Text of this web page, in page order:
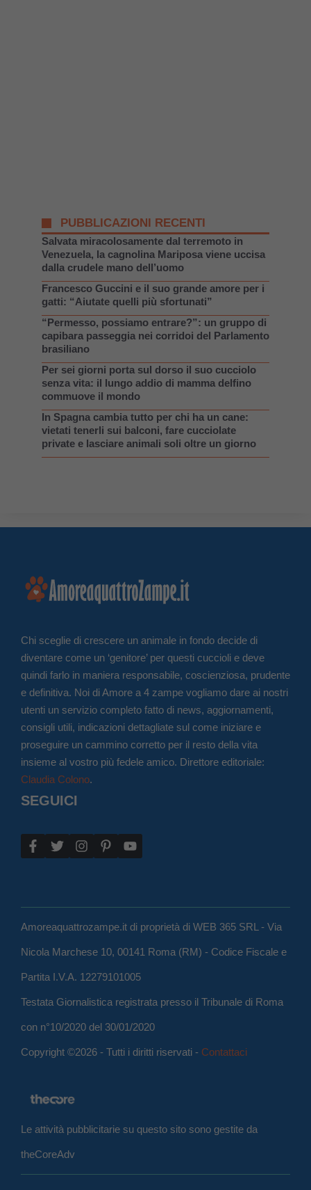
PUBBLICAZIONI RECENTI
Salvata miracolosamente dal terremoto in
Venezuela, la cagnolina Mariposa viene uccisa
dalla crudele mano dell’uomo
Francesco Guccini e il suo grande amore per i
gatti: “Aiutate quelli più sfortunati”
“Permesso, possiamo entrare?”: un gruppo di
capibara passeggia nei corridoi del Parlamento
brasiliano
Per sei giorni porta sul dorso il suo cucciolo
senza vita: il lungo addio di mamma delfino
commuove il mondo
In Spagna cambia tutto per chi ha un cane:
vietati tenerli sui balconi, fare cucciolate
private e lasciare animali soli oltre un giorno
Chi sceglie di crescere un animale in fondo decide di
diventare come un ‘genitore’ per questi cuccioli e deve
quindi farlo in maniera responsabile, coscienziosa, prudente
e definitiva. Noi di Amore a 4 zampe vogliamo dare ai nostri
utenti un servizio completo fatto di news, aggiornamenti,
consigli utili, indicazioni dettagliate sul come iniziare e
proseguire un cammino corretto per il resto della vita
insieme al vostro più fedele amico. Direttore editoriale:
Claudia Colono.
SEGUICI
Amoreaquattrozampe.it di proprietà di WEB 365 SRL - Via
Nicola Marchese 10, 00141 Roma (RM) - Codice Fiscale e
Partita I.V.A. 12279101005
Testata Giornalistica registrata presso il Tribunale di Roma
con n°10/2020 del 30/01/2020
Copyright ©2026 - Tutti i diritti riservati - Contattaci
Le attività pubblicitarie su questo sito sono gestite da
theCoreAdv